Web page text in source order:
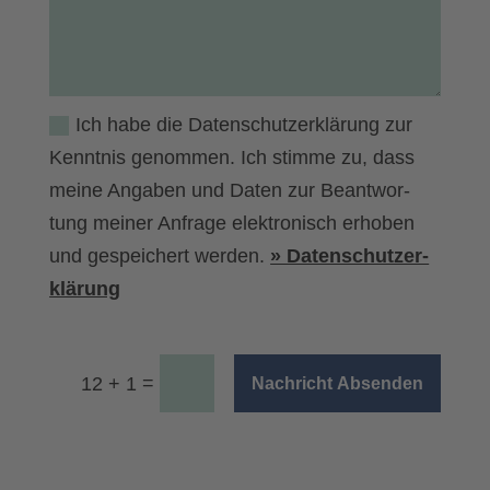
Ich habe die Daten­schutz­er­klä­rung zur
Kennt­nis genom­men. Ich stim­me zu, dass
mei­ne Anga­ben und Daten zur Beant­wor­
tung mei­ner Anfra­ge elek­tro­nisch erho­ben
und gespei­chert wer­den. » Daten­schutz­er­
klä­rung
12 + 1 = Nachricht Absenden